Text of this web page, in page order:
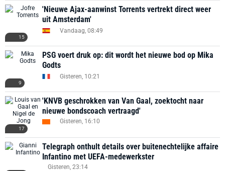
15
'Nieuwe Ajax-aanwinst Torrents vertrekt direct weer
uit Amsterdam'
Vandaag, 08:49
9
PSG voert druk op: dit wordt het nieuwe bod op Mika
Godts
Gisteren, 10:21
17
'KNVB geschrokken van Van Gaal, zoektocht naar
nieuwe bondscoach vertraagd'
Gisteren, 16:10
Telegraph onthult details over buitenechtelijke affaire
Infantino met UEFA-medewerkster
Gisteren, 23:14